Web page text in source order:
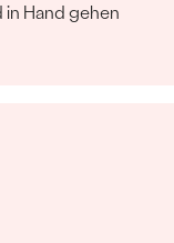
Hand gehen